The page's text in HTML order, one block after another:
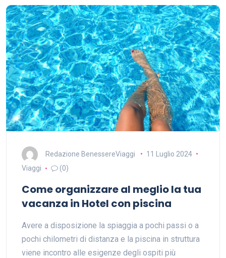
Redazione BenessereViaggi
11 Luglio 2024
Viaggi
(0)
Come organizzare al meglio la tua
vacanza in Hotel con piscina
Avere a disposizione la spiaggia a pochi passi o a
pochi chilometri di distanza e la piscina in struttura
viene incontro alle esigenze degli ospiti più